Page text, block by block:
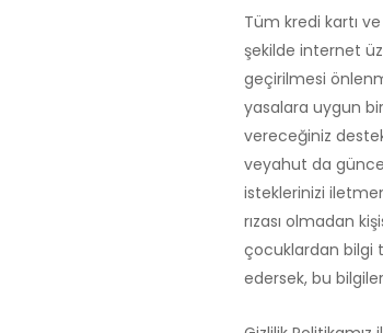
Tüm kredi kartı
şekilde internet
geçirilmesi
yasalara uygun
vereceğiniz
veyahut da
isteklerinizi
rızası olmadan
çocuklardan bilgi
edersek, bu